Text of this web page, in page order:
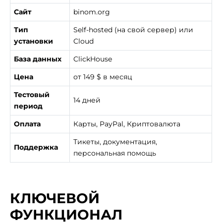
Сайт
binom.org
Тип
установки
Self-hosted (на свой сервер) или
Cloud
База данных
ClickHouse
Цена
от 149 $ в месяц
Тестовый
период
14 дней
Оплата Карты, PayPal, Криптовалюта
Поддержка
Тикеты, документация,
персональная помощь
КЛЮЧЕВОЙ
ФУНКЦИОНАЛ